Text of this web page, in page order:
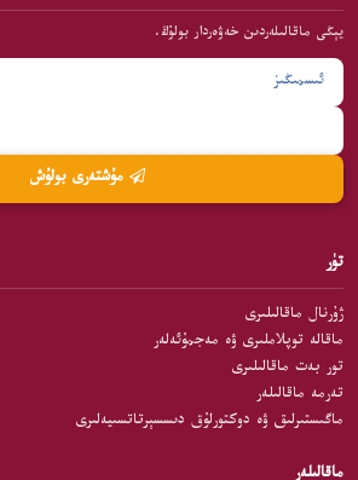
يېڭى ماقالىلەردىن خەۋەردار بولۇڭ.
تۈر
ژۇرنال ماقالىلىرى
ماقالە توپلاملىرى ۋە مەجمۇئەلەر
تور بەت ماقالىلىرى
تەرمە ماقالىلەر
ماگىستىرلىق ۋە دوكتورلۇق دىسسېرتاتسىيەلىرى
ماقالىلەر